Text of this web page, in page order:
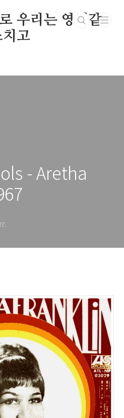
우리는 영원같
치고
- Aretha